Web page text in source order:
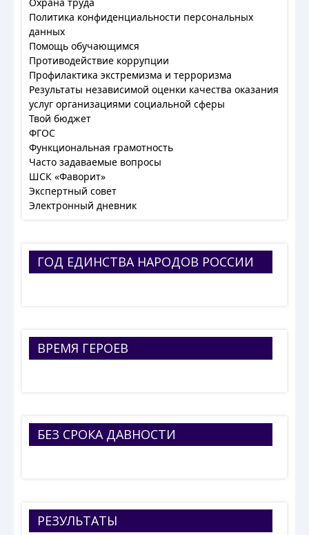
Политика конфиденциальности персональных
данных
Помощь обучающимся
Противодействие коррупции
Профилактика экстремизма и терроризма
Результаты независимой оценки качества оказания
услуг организациями социальной сферы
Твой бюджет
ФГОС
Функциональная грамотность
Часто задаваемые вопросы
ШСК «Фаворит»
Экспертный совет
Электронный дневник
ГОД ЕДИНСТВА НАРОДОВ РОССИИ
ВРЕМЯ ГЕРОЕВ
БЕЗ СРОКА ДАВНОСТИ
РЕЗУЛЬТАТЫ